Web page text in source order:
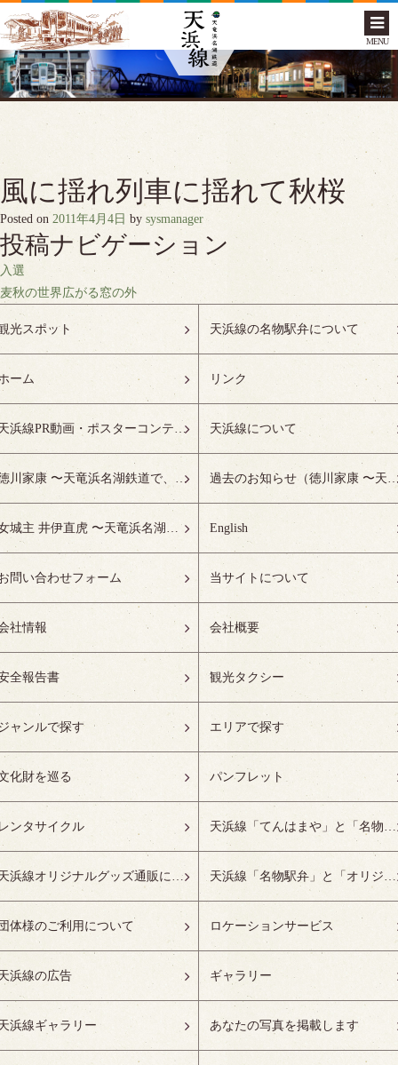
MENU
風に揺れ列車に揺れて秋桜
Posted on 2011年4月4日 by sysmanager
投稿ナビゲーション
入選
麦秋の世界広がる窓の外
光スポット 天浜線の名物駅弁について
ーム リンク
天浜線PR動画・ポスターコンテスト受賞作品特設ページ 天浜線について
徳川家康 〜天竜浜名湖鉄道で、徳川ゆかりの地へ！〜 過去のお知らせ（徳川家康 〜天竜浜名湖鉄道で、
女城主 井伊直虎 〜天竜浜名湖鉄道で、井の国へ！〜 English
問い合わせフォーム 当サイトについて
社情報 会社概要
全報告書 観光タクシー
ャンルで探す エリアで探す
化財を巡る パンフレット
ンタサイクル 天浜線「てんはまや」と「名物駅弁」について
天浜線オリジナルグッズ通販について 天浜線「名物駅弁」と「オリジナルグッズ」
体様のご利用について ロケーションサービス
浜線の広告 ギャラリー
浜線ギャラリー あなたの写真を掲載します